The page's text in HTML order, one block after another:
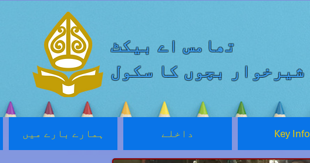
تھامس اے بیکٹ
شیرخوار بچوں کا سکول
ہمارے بارے میں داخلے Key Info